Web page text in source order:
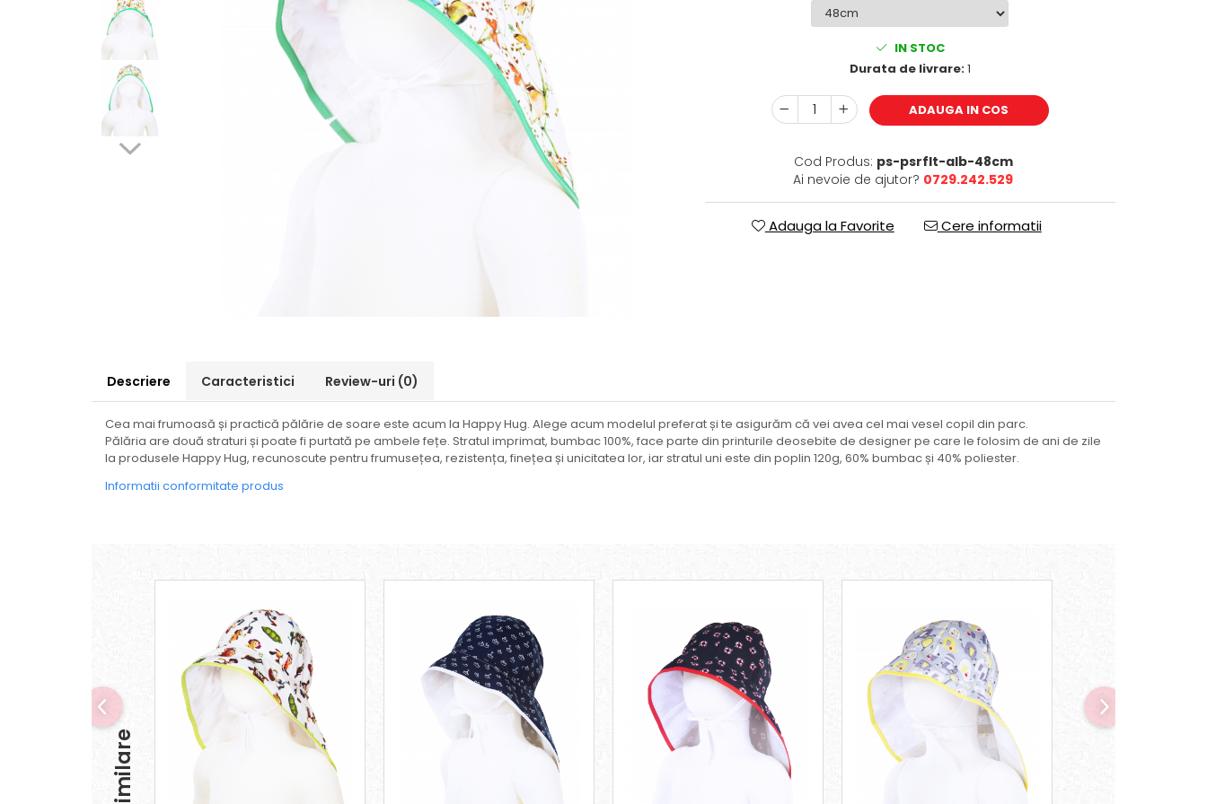
IN STOC
Durata de livrare:1
ADAUGA IN COS
Cod Produs: ps-psrflt-alb-48cm
Ai nevoie de ajutor? 0729.242.529
Adauga la Favorite Cere informatii
Descriere Caracteristici Review-uri (0)
Cea mai frumoasă și practică pălărie de soare este acum la Happy Hug. Alege acum modelul preferat și te asigurăm că vei avea cel mai vesel copil din parc.
Pălăria are două straturi și poate fi purtată pe ambele fețe. Stratul imprimat, bumbac 100%, face parte din printurile deosebite de designer pe care le folosim de ani de zile
la produsele Happy Hug, recunoscute pentru frumusețea, rezistența, finețea și unicitatea lor, iar stratul uni este din poplin 120g, 60% bumbac și 40% poliester.
Informatii conformitate produs